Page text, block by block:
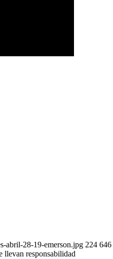
abril-28-19-emerson.jpg 224 646
llevan responsabilidad